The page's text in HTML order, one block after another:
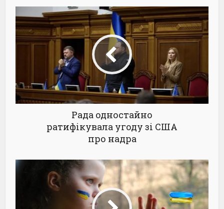
Рада одностайно
ратифікувала угоду зі США
про надра